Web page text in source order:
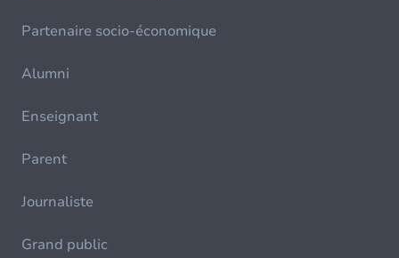
Partenaire socio-économique
Alumni
Enseignant
Parent
Journaliste
Grand public